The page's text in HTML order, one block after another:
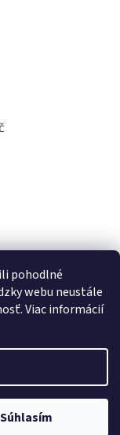
pohodlné
webu neustále
Viac informácií
Súhlasím
vyhradené.